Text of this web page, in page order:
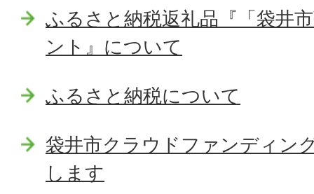
ふるさと納税返礼品『「袋井
ント』について
ふるさと納税について
袋井市クラウドファンディン
します